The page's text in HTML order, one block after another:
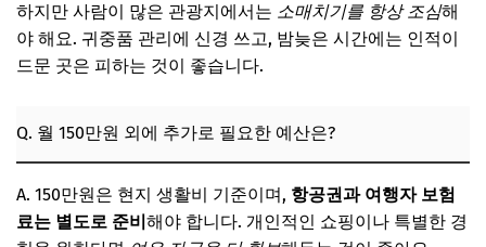
하지만 사람이 많은 관광지에서는 소매치기를 항상 조심해
야 해요. 귀중품 관리에 신경 쓰고, 밤늦은 시간에는 인적이
드문 곳은 피하는 것이 좋습니다.
Q. 월 150만원 외에 추가로 필요한 예산은?
A. 150만원은 현지 생활비 기준이며, 항공권과 여행자 보험
료는 별도로 준비 해야 합니다. 개인적인 쇼핑이나 특별한 경